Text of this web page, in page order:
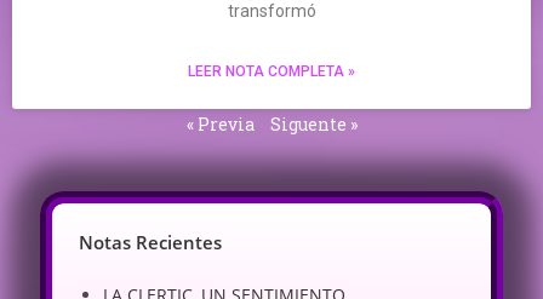
transformó
LEER NOTA COMPLETA »
« Previa Siguente »
Notas Recientes